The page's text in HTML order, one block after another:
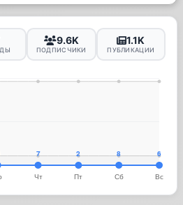
9.6K
ПОДПИСЧИКИ
1.1K
ПУБЛИКАЦИИ